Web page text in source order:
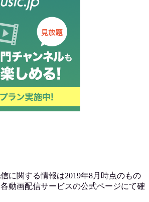
に関する情報は2019年8月時点のもの
動画配信サービスの公式ページにて確